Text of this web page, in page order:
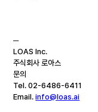
─
LOAS Inc.
주식회사 로아스
문의
Tel. 02-6486-6411
Email. info@loas.ai